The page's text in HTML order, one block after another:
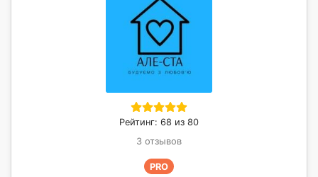
Рейтинг: 68 из 80
3 отзывов
PRO